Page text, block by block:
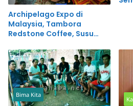
Archipelago Expo di
Malaysia, Tambora
Redstone Coffee, Susu
Goreng Mencuri Perhatian
Bima Kita